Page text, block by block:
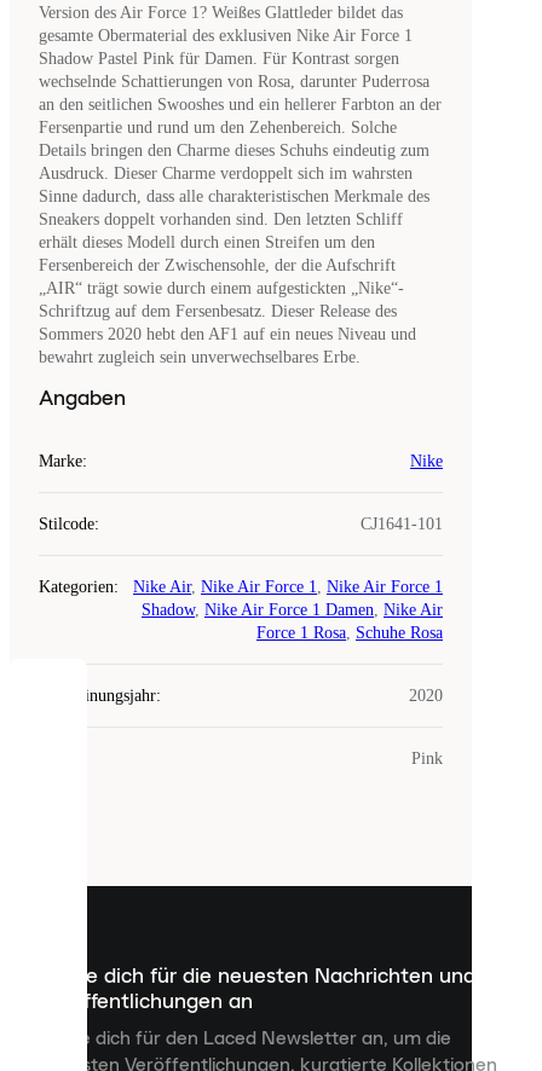
Version des Air Force 1? Weißes Glattleder bildet das
gesamte Obermaterial des exklusiven Nike Air Force 1
Shadow Pastel Pink für Damen. Für Kontrast sorgen
wechselnde Schattierungen von Rosa, darunter Puderrosa
an den seitlichen Swooshes und ein hellerer Farbton an der
Fersenpartie und rund um den Zehenbereich. Solche
Details bringen den Charme dieses Schuhs eindeutig zum
Ausdruck. Dieser Charme verdoppelt sich im wahrsten
Sinne dadurch, dass alle charakteristischen Merkmale des
Sneakers doppelt vorhanden sind. Den letzten Schliff
erhält dieses Modell durch einen Streifen um den
Fersenbereich der Zwischensohle, der die Aufschrift
„AIR“ trägt sowie durch einem aufgestickten „Nike“-
Schriftzug auf dem Fersenbesatz. Dieser Release des
Sommers 2020 hebt den AF1 auf ein neues Niveau und
bewahrt zugleich sein unverwechselbares Erbe.
Angaben
Marke: Nike
Stilcode: CJ1641-101
Kategorien: Nike Air, Nike Air Force 1, Nike Air Force 1
Shadow, Nike Air Force 1 Damen, Nike Air
Force 1 Rosa, Schuhe Rosa
Erscheinungsjahr: 2020
Pink
Melde dich für die neuesten Nachrichten und
Veröffentlichungen an
Melde dich für den Laced Newsletter an, um die
neuesten Veröffentlichungen, kuratierte Kollektionen
COOKIES
kleine
dienen,
Inhalte